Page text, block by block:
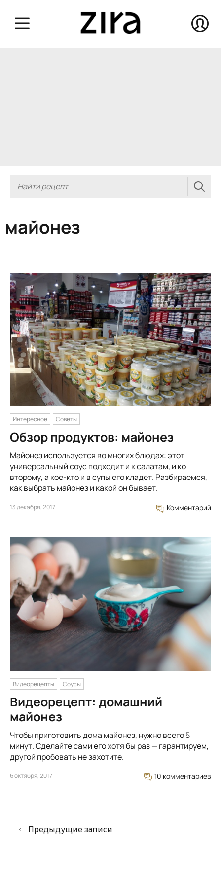
майонез
Интересное Советы
Обзор продуктов: майонез
Майонез используется во многих блюдах: этот
универсальный соус подходит и к салатам, и ко
второму, а кое-кто и в супы его кладет. Разбираемся,
как выбрать майонез и какой он бывает.
13 декабря, 2017 Комментарий
Видеорецепты Соусы
Видеорецепт: домашний
майонез
Чтобы приготовить дома майонез, нужно всего 5
минут. Сделайте сами его хотя бы раз — гарантируем,
другой пробовать не захотите.
6 октября, 2017 10 комментариев
Предыдущие записи